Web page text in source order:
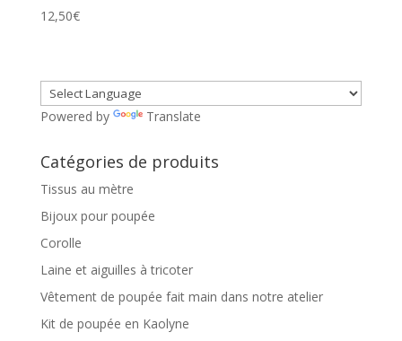
12,50€
Powered by Translate
Catégories de produits
Tissus au mètre
Bijoux pour poupée
Corolle
Laine et aiguilles à tricoter
Vêtement de poupée fait main dans notre atelier
Kit de poupée en Kaolyne